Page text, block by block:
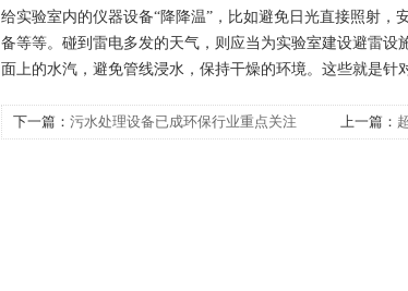
给实验室内的仪器设备“降降温”，比如避免日光直接照射
备等等。碰到雷电多发的天气，则应当为实验室建设避雷
面上的水汽，避免管线浸水，保持干燥的环境。这些就是针
下一篇： 污水处理设备已成环保行业重点关注 上一篇：